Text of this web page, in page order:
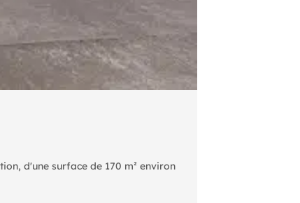
d'une surface de 170 m² environ
qui lui confère une très belle